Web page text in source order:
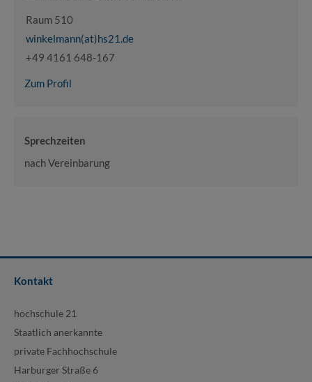
Raum 510
winkelmann(at)hs21.de
+49 4161 648-167
Zum Profil
Sprechzeiten
nach Vereinbarung
Kontakt
hochschule 21
Staatlich anerkannte
private Fachhochschule
Harburger Straße 6